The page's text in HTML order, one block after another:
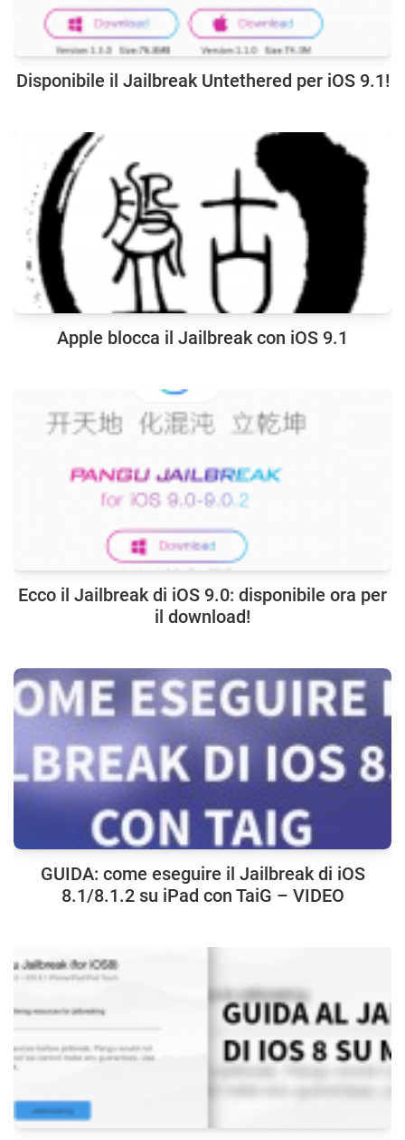
Disponibile il Jailbreak Untethered per iOS 9.1!
Apple blocca il Jailbreak con iOS 9.1
Ecco il Jailbreak di iOS 9.0: disponibile ora per
il download!
GUIDA: come eseguire il Jailbreak di iOS
8.1/8.1.2 su iPad con TaiG – VIDEO